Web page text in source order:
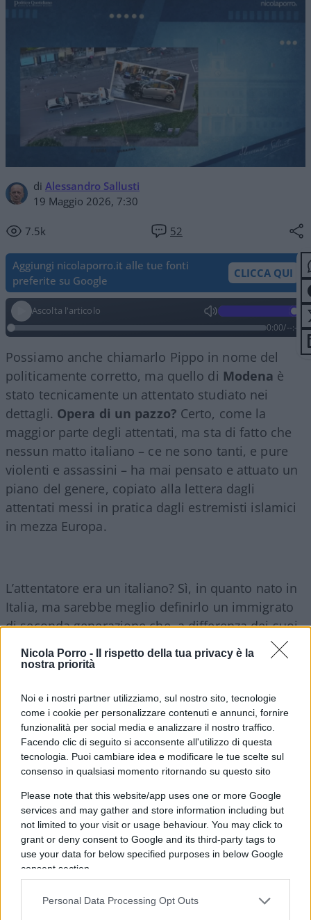
Nicola Porro -
Il rispetto della tua privacy è la
nostra priorità
Noi e i nostri partner utilizziamo, sul nostro sito, tecnologie
come i cookie per personalizzare contenuti e annunci, fornire
funzionalità per social media e analizzare il nostro traffico.
Facendo clic di seguito si acconsente all'utilizzo di questa
tecnologia. Puoi cambiare idea e modificare le tue scelte sul
consenso in qualsiasi momento ritornando su questo sito
Please note that this website/app uses one or more Google
services and may gather and store information including but
not limited to your visit or usage behaviour. You may click to
grant or deny consent to Google and its third-party tags to
use your data for below specified purposes in below Google
consent section.
Personal Data Processing Opt Outs
di Alessandro Sallusti
19 Maggio 2026, 7:30
7.5k 52
Aggiungi nicolaporro.it alle tue fonti
preferite su Google
CLICCA QUI
Ascolta l'articolo
0:00/--:--
Possiamo anche chiamarlo Pippo in nome del
politicamente corretto, ma quello di Modena è
stato tecnicamente un attentato studiato nei
dettagli. Opera di un pazzo? Certo, come la
maggior parte degli attentati, ma sta di fatto che
nessun matto italiano – ce ne sono tanti, e pure
violenti e assassini – ha mai pensato e attuato un
piano del genere, copiato alla lettera dagli
attentati messi in pratica dagli estremisti islamici
in mezza Europa.
L’attentatore era un italiano? Sì, in quanto nato in
Italia, ma sarebbe meglio definirlo un immigrato
di seconda generazione che, a differenza dei suoi
genitori, non ha dovuto affrontare il problema
della sopravvivenza, bensì quello
a questo ragazzo tutte le possibilità di integrarsi,
tanto è vero che si è laureato in una nostra
università: alle prime difficoltà, comuni alla
maggior parte dei neolaureati – l’inserimento nel
mondo del lavoro –il suo odio è emerso
chiaramente in diversi messaggi di alcuni anni
fa contro l’Italia e i “cristiani di merda”.
La suapazzia, insomma, ha trovato terreno fertile
nel mito dell’estremismo islamico; la sua
nemico preciso, ma contro la comunità che lo